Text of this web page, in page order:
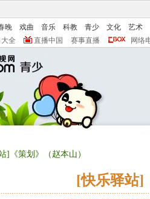
晚 戏曲 音乐 科教 青少 文化
艺术
全 直播中国 赛事直播 网络
]《策划》（赵本山）
[快乐驿站]